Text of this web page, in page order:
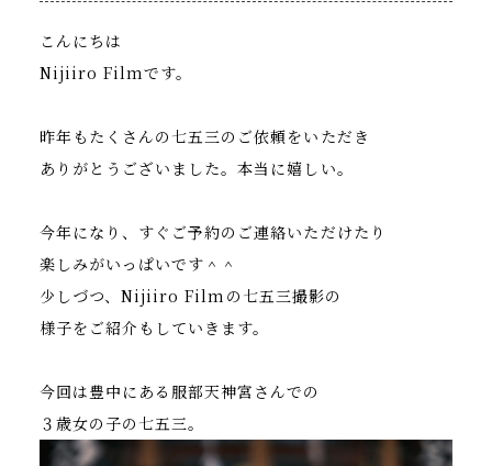
こんにちは
Nijiiro Filmです。
昨年もたくさんの七五三のご依頼をいただき
ありがとうございました。本当に嬉しい。
今年になり、すぐご予約のご連絡いただけたり
楽しみがいっぱいです＾＾
少しづつ、Nijiiro Filmの七五三撮影の
様子をご紹介もしていきます。
今回は豊中にある服部天神宮さんでの
３歳女の子の七五三。